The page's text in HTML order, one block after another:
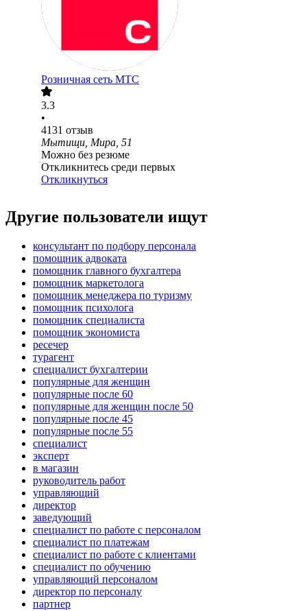
Розничная сеть МТС
3.3
•
4131 отзыв
Мытищи, Мира, 51
Можно без резюме
Откликнитесь среди первых
Откликнуться
Другие пользователи ищут
консультант по подбору персонала
помощник адвоката
помощник главного бухгалтера
помощник маркетолога
помощник менеджера по туризму
помощник психолога
помощник специалиста
помощник экономиста
ресечер
турагент
специалист бухгалтерии
популярные для женщин
популярные после 60
популярные для женщин после 50
популярные после 45
популярные после 55
специалист
эксперт
в магазин
руководитель работ
управляющий
директор
заведующий
специалист по работе с персоналом
специалист по платежам
специалист по работе с клиентами
специалист по обучению
управляющий персоналом
директор по персоналу
партнер